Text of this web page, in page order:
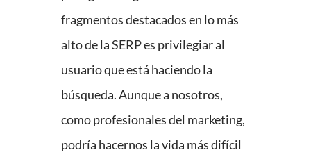
fragmentos destacados en lo más
alto de la SERP es privilegiar al
usuario que está haciendo la
búsqueda. Aunque a nosotros,
como profesionales del marketing,
podría hacernos la vida más difícil